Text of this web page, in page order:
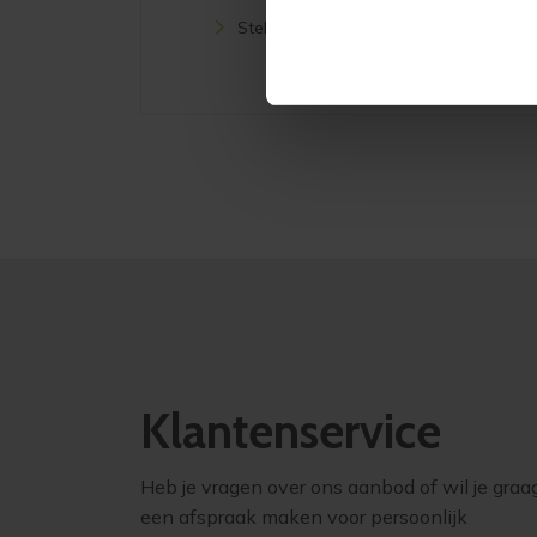
Stellingkasten
Klantenservice
Heb je vragen over ons aanbod of wil je
een afspraak maken voor persoonlijk